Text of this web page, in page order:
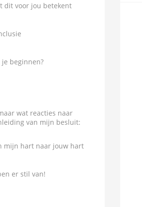
dit voor jou betekent
je beginnen?
wat reacties naar
van mijn besluit:
mijn hart naar jouw hart
er stil van!